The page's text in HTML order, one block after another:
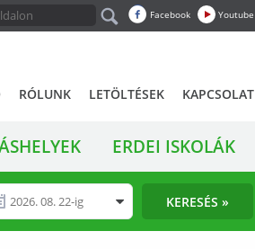
Facebook Youtube
RÓLUNK LETÖLTÉSEK KAPCSOLAT
ERDEI ISKOLÁK
KERESÉS »